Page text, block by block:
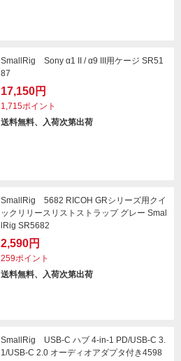
SmallRig Sony α1 II / α9 III用ケージ SR51
87
17,150円
1,715ポイント
送料無料、入荷次第出荷
SmallRig 5682 RICOH GRシリーズ用クイ
ックリリースリストストラップ グレー Smal
lRig SR5682
2,590円
259ポイント
送料無料、入荷次第出荷
SmallRig USB-C ハブ 4-in-1 PD/USB-C 3.
1/USB-C 2.0 オーディオアダプタ付き4598